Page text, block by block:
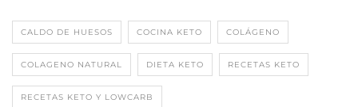
CALDO DE HUESOS COCINA KETO COLÁGENO
COLAGENO NATURAL DIETA KETO RECETAS KETO
RECETAS KETO Y LOWCARB